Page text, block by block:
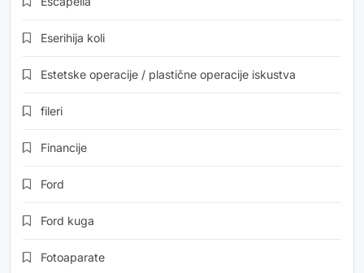
Eserihija koli
Estetske operacije / plastične operacije iskustva
fileri
Financije
Ford
Ford kuga
Fotoaparate